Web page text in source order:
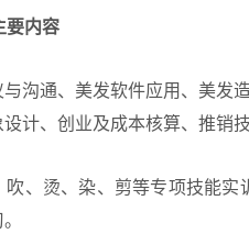
要内容
通、美发软件应用、美发
计、创业及成本核算、推销
烫、染、剪等专项技能实